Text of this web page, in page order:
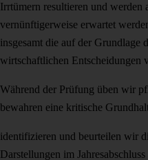
Irrtümern re­sultieren und werden
vernünftigerweise erwartet
insgesamt die auf der Grundlage
wirtschaftlichen Entscheidungen
Während der Prüfung üben wir
bewahren eine kritische
identifizieren und beurteilen wir
Darstellungen im